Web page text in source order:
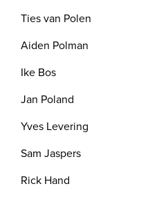
Ties van Polen
Aiden Polman
Ike Bos
Jan Poland
Yves Levering
Sam Jaspers
Rick Hand